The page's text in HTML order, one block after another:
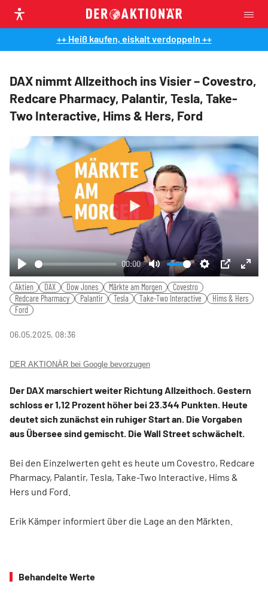
++ Heiß kaufen, eiskalt verdoppeln ++
DAX nimmt Allzeithoch ins Visier – Covestro,
Redcare Pharmacy, Palantir, Tesla, Take-
Two Interactive, Hims & Hers, Ford
Play
00:00
Mute Settings
PIP
Play
Aktien DAX Dow Jones Märkte am Morgen
Covestro
Redcare Pharmacy
Palantir Tesla Take-Two Interactive
Hims & Hers
Ford
06.05.2025, 08:36
DER AKTIONÄR bei Google bevorzugen
Der DAX marschiert weiter Richtung Allzeithoch. Gestern
schloss er 1,12 Prozent höher bei 23.344 Punkten. Heute
deutet sich zunächst ein ruhiger Start an. Die Vorgaben
aus Übersee sind gemischt. Die Wall Street schwächelt.
Bei den Einzelwerten geht es heute um Covestro, Redcare
Pharmacy, Palantir, Tesla, Take-Two Interactive, Hims &
Hers und Ford.
Erik Kämper informiert über die Lage an den Märkten.
Behandelte Werte